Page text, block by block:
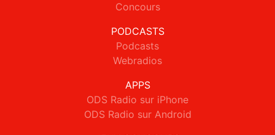
Concours
PODCASTS
Podcasts
Webradios
APPS
ODS Radio sur iPhone
ODS Radio sur Android